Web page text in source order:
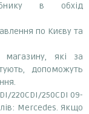
в обхід
по Києву та
магазину, які за
допоможуть
220CDI/250CDI 09-
Mercedes. Якщо